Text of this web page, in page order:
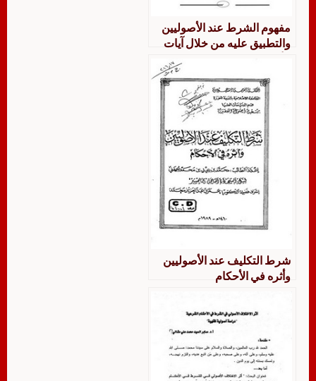
مفهوم الشرط عند الأصوليين
والتطبيق عليه من خلال آيات
شرط التكليف عند الأصوليين
وأثره في الأحكام